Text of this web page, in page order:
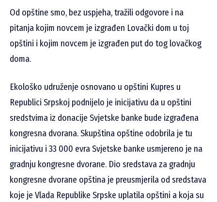
Od opštine smo, bez uspjeha, tražili odgovore i na
pitanja kojim novcem je izgrađen Lovački dom u toj
opštini i kojim novcem je izgrađen put do tog lovačkog
doma.
Ekološko udruženje osnovano u opštini Kupres u
Republici Srpskoj podnijelo je inicijativu da u opštini
sredstvima iz donacije Svjetske banke bude izgrađena
kongresna dvorana. Skupština opštine odobrila je tu
inicijativu i 33 000 evra Svjetske banke usmjereno je na
gradnju kongresne dvorane. Dio sredstava za gradnju
kongresne dvorane opština je preusmjerila od sredstava
koje je Vlada Republike Srpske uplatila opštini a koja su